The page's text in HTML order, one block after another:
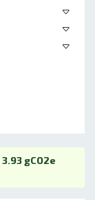
3.93 gCO2e